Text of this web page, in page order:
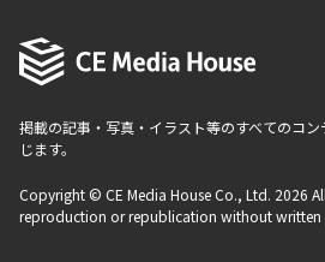
掲載の記事・写真・イラスト等のすべてのコ
じます。
Copyright © CE Media House Co., Ltd. 2026
reproduction or republication without written